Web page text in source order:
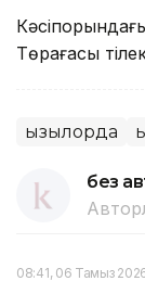
Төрағасы
Қызылорда
без
08:41, 06 Тамыз